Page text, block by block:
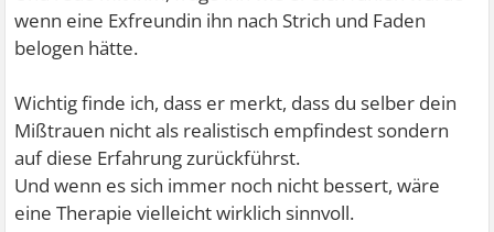
wenn eine Exfreundin ihn nach Strich und Faden
belogen hätte.
Wichtig finde ich, dass er merkt, dass du selber dein
Mißtrauen nicht als realistisch empfindest sondern
auf diese Erfahrung zurückführst.
Und wenn es sich immer noch nicht bessert, wäre
eine Therapie vielleicht wirklich sinnvoll.